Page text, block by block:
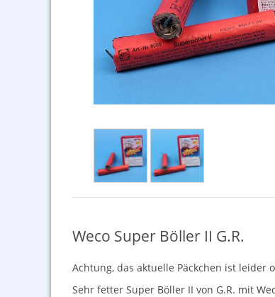
Weco Super Böller II G.R.
Achtung, das aktuelle Päckchen ist leider
Sehr fetter Super Böller II von G.R. mit